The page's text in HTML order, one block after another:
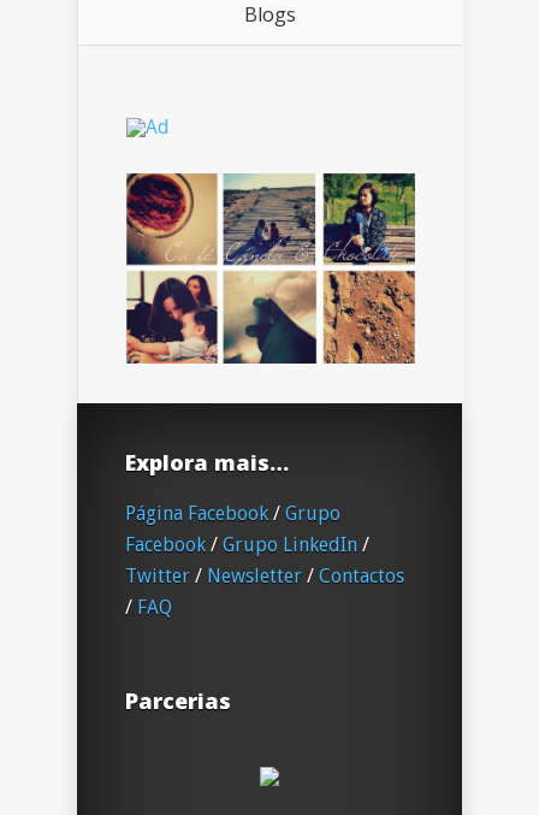
Blogs
Explora mais…
Página Facebook / Grupo
Facebook / Grupo LinkedIn /
Twitter / Newsletter / Contactos
/ FAQ
Parcerias